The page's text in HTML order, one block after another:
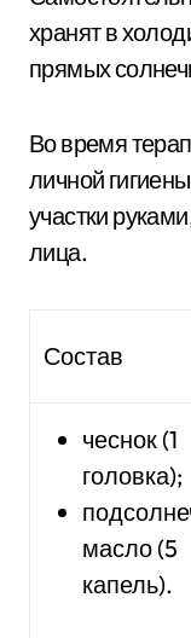
хранят в
прямых
Во время
личной
участки
лица.
Состав
чеснок (1
головка);
масло (5
капель).